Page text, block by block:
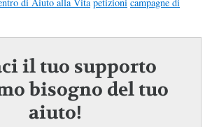
il tuo supporto
bisogno del tuo
aiuto!